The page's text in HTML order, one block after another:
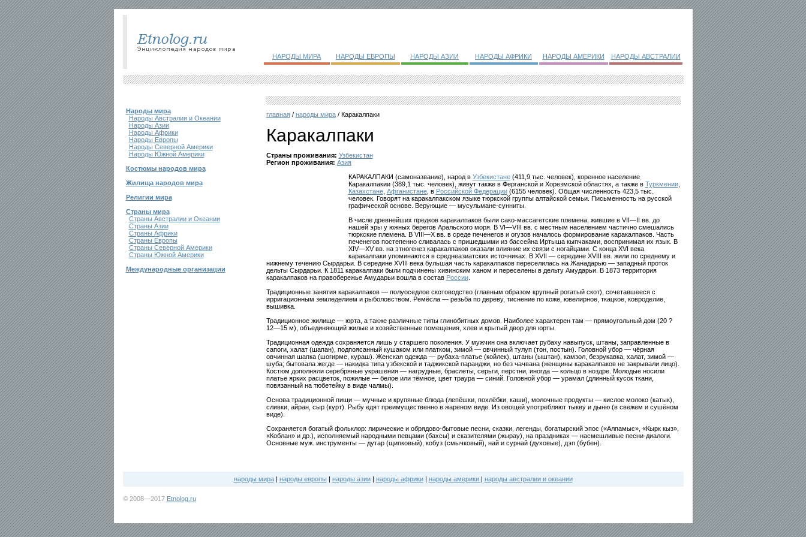
НАРОДЫ МИРА НАРОДЫ ЕВРОПЫ НАРОДЫ АЗИИ НАРОДЫ АФРИКИ НАРОДЫ АМЕРИКИ НАРОДЫ АВСТРАЛИИ
Народы мира
Народы Австралии и Океании
Народы Азии
Народы Африки
Народы Европы
Народы Северной Америки
Народы Южной Америки
Костюмы народов мира
Жилища народов мира
Религии мира
Страны мира
Страны Австралии и Океании
Страны Азии
Страны Африки
Страны Европы
Страны Северной Америки
Страны Южной Америки
Международные организации
главная/ народы мира/ Каракалпаки
Каракалпаки
Страны проживания: Узбекистан
Регион проживания: Азия
КАРАКАЛПАКИ (самоназвание), народ в Узбекистане(411,9 тыс. человек), коренное население
Каракалпакии (389,1 тыс. человек), живут также в Ферганской и Хорезмской областях, а также в Туркмении,
Казахстане, Афганистане, в Российской Федерации(6155 человек). Общая численность 423,5 тыс.
человек. Говорят на каракалпакском языке тюркской группы алтайской семьи. Письменность на русской
графической основе. Верующие — мусульмане-сунниты.
В числе древнейших предков каракалпаков были сако-массагетские племена, жившие в VII—II вв. до
нашей эры у южных берегов Аральского моря. В VI—VIII вв. с местным населением частично смешались
тюркские племена. В VIII—X вв. в среде печенегов и огузов началось формирование каракалпаков. Часть
печенегов постепенно сливалась с пришедшими из бассейна Иртыша кыпчаками, воспринимая их язык. В
XIV—XV вв. на этногенез каракалпаков оказали влияние их связи с ногайцами. С конца XVI века
каракалпаки упоминаются в среднеазиатских источниках. В XVII — середине XVIII вв. жили по среднему и
нижнему течению Сырдарьи. В середине XVIII века бульшая часть каракалпаков переселилась на Жанадарью — западный проток
дельты Сырдарьи. К 1811 каракалпаки были подчинены хивинским ханом и переселены в дельту Амударьи. В 1873 территория
каракалпаков на правобережье Амударьи вошла в состав России.
Традиционные занятия каракалпаков — полуоседлое скотоводство (главным образом крупный рогатый скот), сочетавшееся с
ирригационным земледелием и рыболовством. Ремёсла — резьба по дереву, тиснение по коже, ювелирное, ткацкое, ковроделие,
вышивка.
Традиционное жилище — юрта, а также различные типы глинобитных домов. Наиболее характерен там — прямоугольный дом (20 ?
12—15 м), объединяющий жилые и хозяйственные помещения, хлев и крытый двор для юрты.
Традиционная одежда сохраняется лишь у старшего поколения. У мужчин она включает рубаху навыпуск, штаны, заправленные в
сапоги, халат (шапан), подпоясанный кушаком или платком, зимой — овчинный тулуп (тон, постын). Головной убор — чёрная
овчинная шапка (шогирме, кураш). Женская одежда — рубаха-платье (койлек), штаны (ыштан), камзол, безрукавка, халат, зимой —
шуба; бытовала жегде — накидка типа узбекской и таджикской паранджи, но без чачвана (женщины каракалпаков не закрывали лицо).
Костюм дополняли серебряные украшения — нагрудные, браслеты, серьги, перстни, иногда — кольцо в ноздре. Молодые носили
платье ярких расцветок, пожилые — белое или тёмное, цвет траура — синий. Головной убор — урамал (длинный кусок ткани,
повязанный на тюбетейку в виде чалмы).
Основа традиционной пищи — мучные и крупяные блюда (лепёшки, похлёбки, каши), молочные продукты — кислое молоко (катык),
сливки, айран, сыр (курт). Рыбу едят преимущественно в жареном виде. Из овощей употребляют тыкву и дыню (в свежем и сушёном
виде).
Сохраняется богатый фольклор: лирические и обрядово-бытовые песни, сказки, легенды, богатырский эпос («Алпамыс», «Кырк кыз»,
«Коблан» и др.), исполняемый народными певцами (бахсы) и сказителями (жырау), на праздниках — насмешливые песни-диалоги.
Основные муж. инструменты — дутар (щипковый), кобуз (смычковый), най и сурнай (духовые), дэп (бубен).
народы мира| народы европы | народы азии| народы африки| народы америки | народы австралии и океании
© 2008—2017 Etnolog.ru